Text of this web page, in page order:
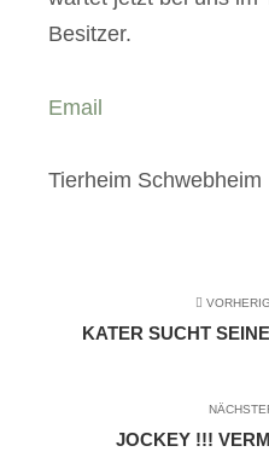
Besitzer.
Email
Tierheim Schwebheim
KATER SUCHT
JOCKEY !!!